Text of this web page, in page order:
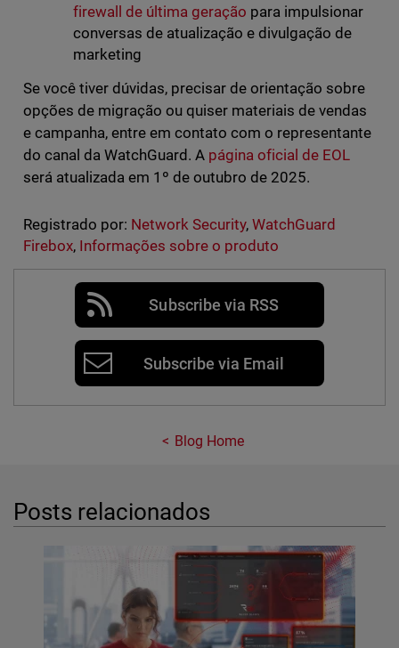
firewall de última geração para impulsionar
conversas de atualização e divulgação de
marketing
Se você tiver dúvidas, precisar de orientação sobre
opções de migração ou quiser materiais de vendas
e campanha, entre em contato com o representante
do canal da WatchGuard. A página oficial de EOL
será atualizada em 1º de outubro de 2025.
Registrado por: Network Security,WatchGuard
Firebox, Informações sobre o produto
Subscribe via RSS
Subscribe via Email
Blog Home
Posts relacionados